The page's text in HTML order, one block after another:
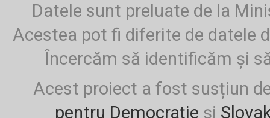
Datele sunt preluate de la
Acestea pot fi diferite de datele
Încercăm să identificăm și
Acest proiect a fost susțiun
pentru Democrație și